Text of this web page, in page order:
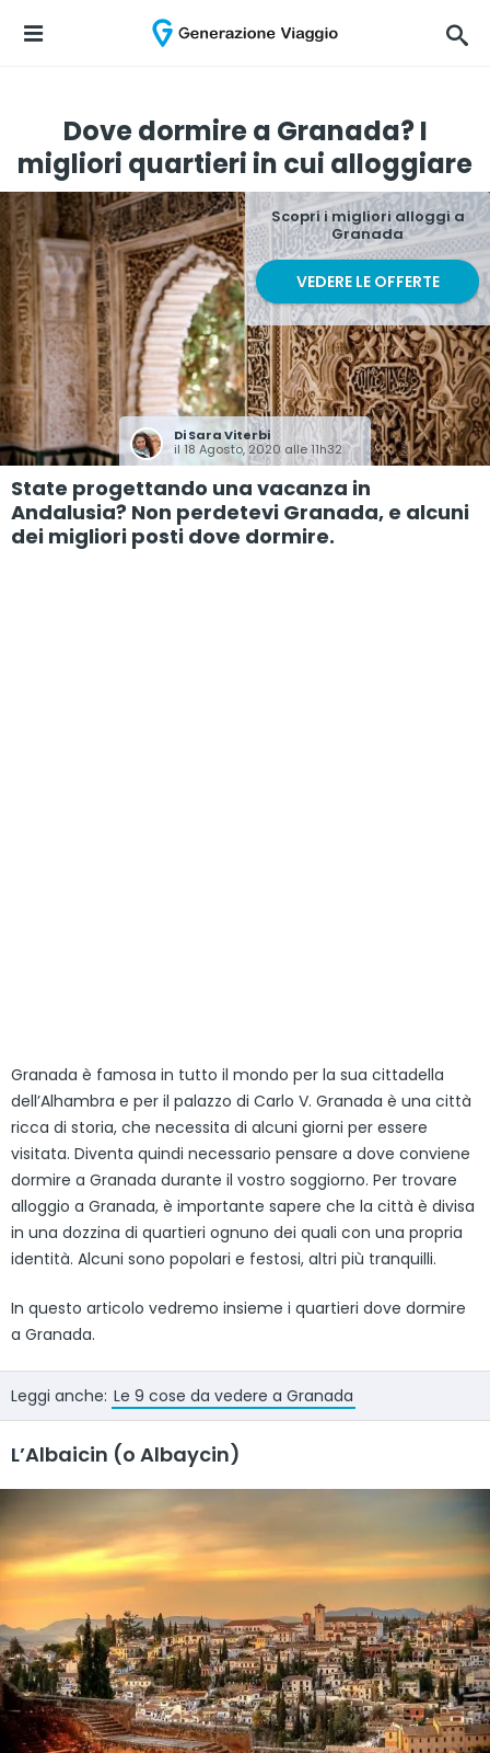
Dove dormire a Granada? I
migliori quartieri in cui alloggiare
DiSara Viterbi
il 18 Agosto, 2020 alle 11h32
Scopri i migliori alloggi a
Granada
VEDERE LE OFFERTE
State progettando una vacanza in
Andalusia? Non perdetevi Granada, e alcuni
dei migliori posti dove dormire.
Granada è famosa in tutto il mondo per la sua cittadella
dell’Alhambra e per il palazzo di Carlo V. Granada è una città
ricca di storia, che necessita di alcuni giorni per essere
visitata. Diventa quindi necessario pensare a dove conviene
dormire a Granada durante il vostro soggiorno. Per trovare
alloggio a Granada, è importante sapere che la città è divisa
in una dozzina di quartieri ognuno dei quali con una propria
identità. Alcuni sono popolari e festosi, altri più tranquilli.
In questo articolo vedremo insieme i quartieri dove dormire
a Granada.
Leggi anche: Le 9 cose da vedere a Granada
L’Albaicin (o Albaycin)